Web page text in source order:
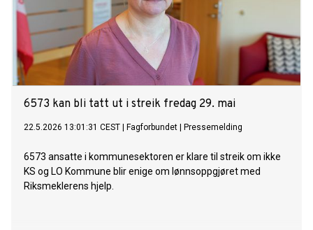
6573 kan bli tatt ut i streik fredag 29. mai
22.5.2026 13:01:31 CEST Fagforbundet Pressemelding
6573 ansatte i kommunesektoren er klare til streik om ikke
KS og LO Kommune blir enige om lønnsoppgjøret med
Riksmeklerens hjelp.